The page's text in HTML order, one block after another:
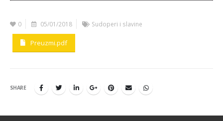
0 05/01/2018 Sudoperi i slavine
Preuzmi.pdf
SHARE